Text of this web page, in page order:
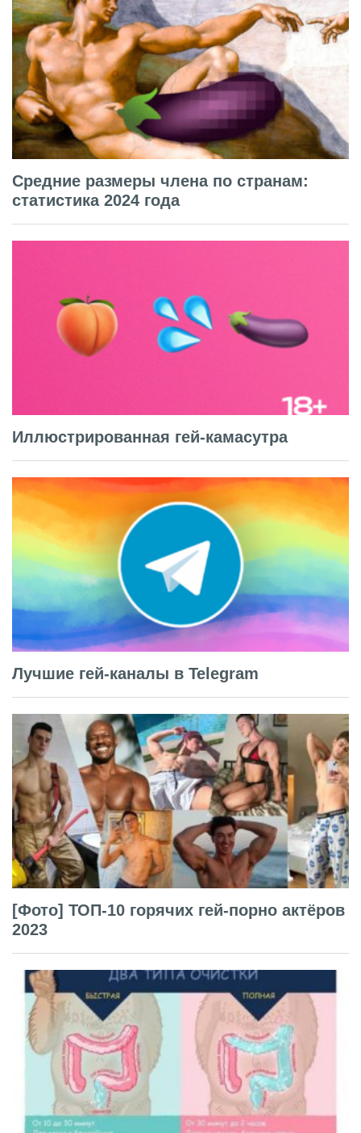
Средние размеры члена по странам:
статистика 2024 года
Иллюстрированная гей-камасутра
Лучшие гей-каналы в Telegram
[Фото] ТОП-10 горячих гей-порно актёров
2023